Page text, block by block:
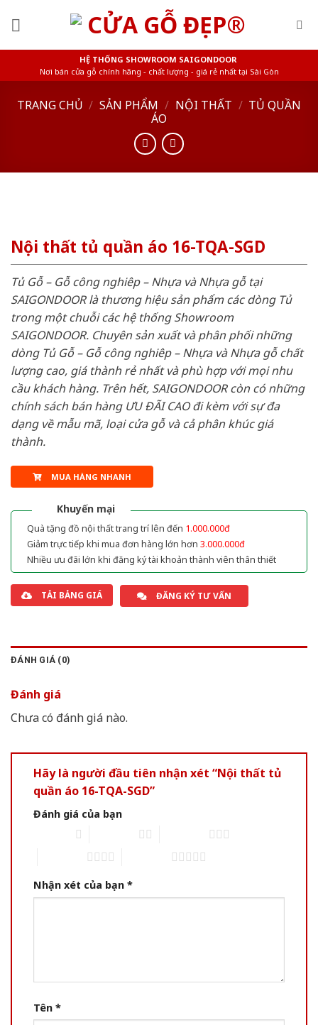
HỆ THỐNG SHOWROOM SAIGONDOOR
Nơi bán cửa gỗ chính hãng - chất lượng - giá rẻ nhất tại Sài Gòn
TRANG CHỦ / SẢN PHẨM / NỘI THẤT / TỦ QUẦN
ÁO
Nội thất tủ quần áo 16-TQA-SGD
Tủ Gỗ – Gỗ công nghiêp – Nhựa và Nhựa gỗ tại
SAIGONDOOR là thương hiệu sản phẩm các dòng Tủ
trong một chuỗi các hệ thống Showroom
SAIGONDOOR. Chuyên sản xuất và phân phối những
dòng Tủ Gỗ – Gỗ công nghiêp – Nhựa và Nhựa gỗ chất
lượng cao, giá thành rẻ nhất và phù hợp với mọi nhu
cầu khách hàng. Trên hết, SAIGONDOOR còn có những
chính sách bán hàng ƯU ĐÃI CAO đi kèm với sự đa
dạng về mẫu mã, loại cửa gỗ và cả phân khúc giá
thành.
MUA HÀNG NHANH
Khuyến mại
Quà tặng đồ nội thất trang trí lên đến 1.000.000đ
Giảm trực tiếp khi mua đơn hàng lớn hơn 3.000.000đ
Nhiều ưu đãi lớn khi đăng ký tài khoản thành viên thân thiết
TẢI BẢNG GIÁ ĐĂNG KÝ TƯ VẤN
ĐÁNH GIÁ (0)
Đánh giá
Chưa có đánh giá nào.
Hãy là người đầu tiên nhận xét “Nội thất tủ
quần áo 16-TQA-SGD”
Đánh giá của bạn
Nhận xét của bạn *
Tên *